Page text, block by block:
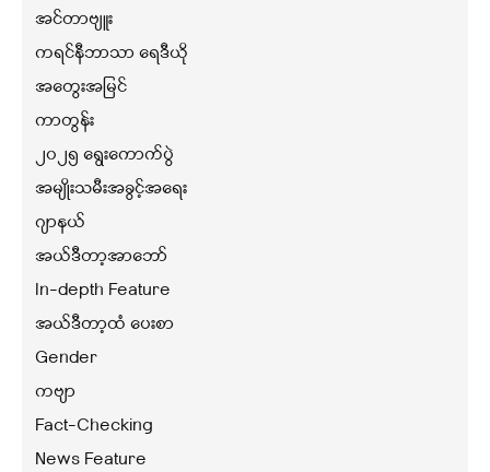
အင်တာဗျူး
ကရင်နီဘာသာ ရေဒီယို
အတွေးအမြင်
ကာတွန်း
၂၀၂၅ ရွေးကောက်ပွဲ
အမျိုးသမီးအခွင့်အရေး
ဂျာနယ်
အယ်ဒီတာ့အာဘော်
In-depth Feature
အယ်ဒီတာ့ထံ ပေးစာ
Gender
ကဗျာ
Fact-Checking
News Feature